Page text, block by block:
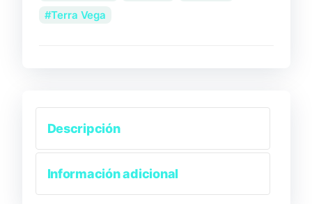
Terra Vega
Descripción
Información adicional